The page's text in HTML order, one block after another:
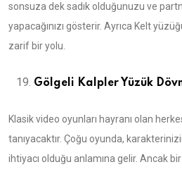
sonsuza dek sadık olduğunuzu ve
yapacağınızı gösterir. Ayrıca Kelt
zarif bir yolu.
Gölgeli Kalpler Yüzük
Klasik video oyunları hayranı olan
tanıyacaktır. Çoğu oyunda,
ihtiyacı olduğu anlamına gelir. Ancak